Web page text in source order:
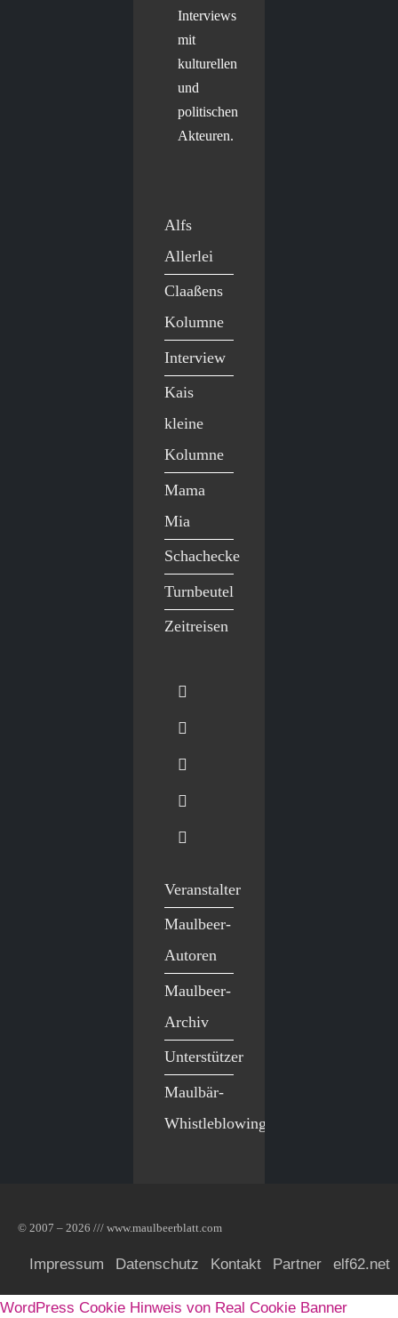
Interviews
mit
kulturellen
und
politischen
Akteuren.
Alfs
Allerlei
Claaßens
Kolumne
Interview
Kais
kleine
Kolumne
Mama
Mia
Schachecke
Turnbeutel
Zeitreisen
Veranstalter
Maulbeer-
Autoren
Maulbeer-
Archiv
Unterstützer
Maulbär-
Whistleblowing
© 2007 – 2026 /// www.maulbeerblatt.com
Impressum Datenschutz Kontakt Partner elf62.net
WordPress Cookie Hinweis von Real Cookie Banner